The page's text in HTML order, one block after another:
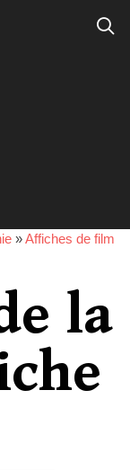
»Affiches de film
la